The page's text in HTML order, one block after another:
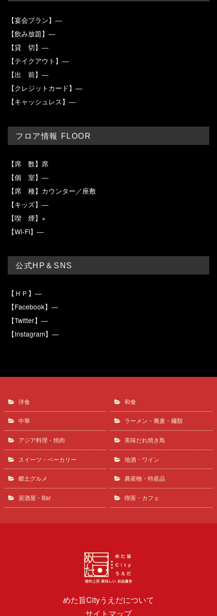
【宴会プラン】―
【飲み放題】―
【貸 切】―
【テイクアウト】―
【出 前】―
【クレジットカード】―
【キャッシュレス】―
フロア情報 FLOOR
【席 数】席
【個 室】―
【席 種】カウンター／座敷
【キッズ】―
【喫 煙】×
【Wi-Fi】―
公式HP＆SNS
【ＨＰ】―
【Facebook】―
【Twitter】―
【Instagram】―
洋食 和食
中華 ラーメン・蕎麦・麺類
アジア料理・焼肉 美味だれ焼き鳥
スイーツ・ベーカリー 地酒・ワイン
郷土グルメ 農産物・特産品
居酒屋・Bar 喫茶・カフェ
めた旨Cityうえだについて
サイトマップ